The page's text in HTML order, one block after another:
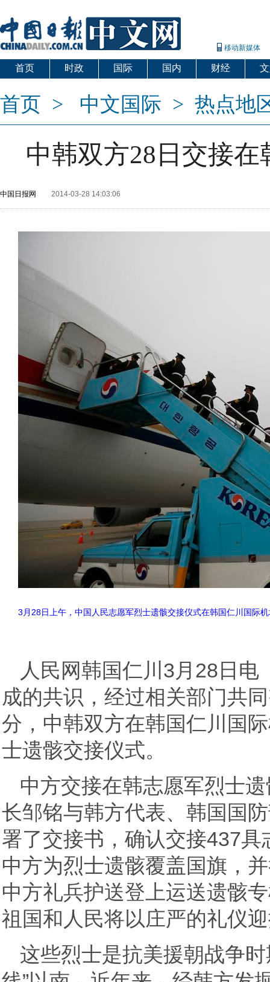
移动新媒体
首页 时政 国际 国内 财经
首页 > 中文国际 > 热点地
中韩双方28日交接
中国日报网 2014-03-28 14:03:06
3月28日上午，中国人民志愿军烈士遗骸交接仪式在韩国仁川国际
人民网韩国仁川3月28日
成的共识，经过相关部门共
分，中韩双方在韩国仁川国
士遗骸交接仪式。
中方交接在韩志愿军烈士
长邹铭与韩方代表、韩国国
署了交接书，确认交接437
中方为烈士遗骸覆盖国旗，
中方礼兵护送登上运送遗骸
祖国和人民将以庄严的礼仪
这些烈士是抗美援朝战争